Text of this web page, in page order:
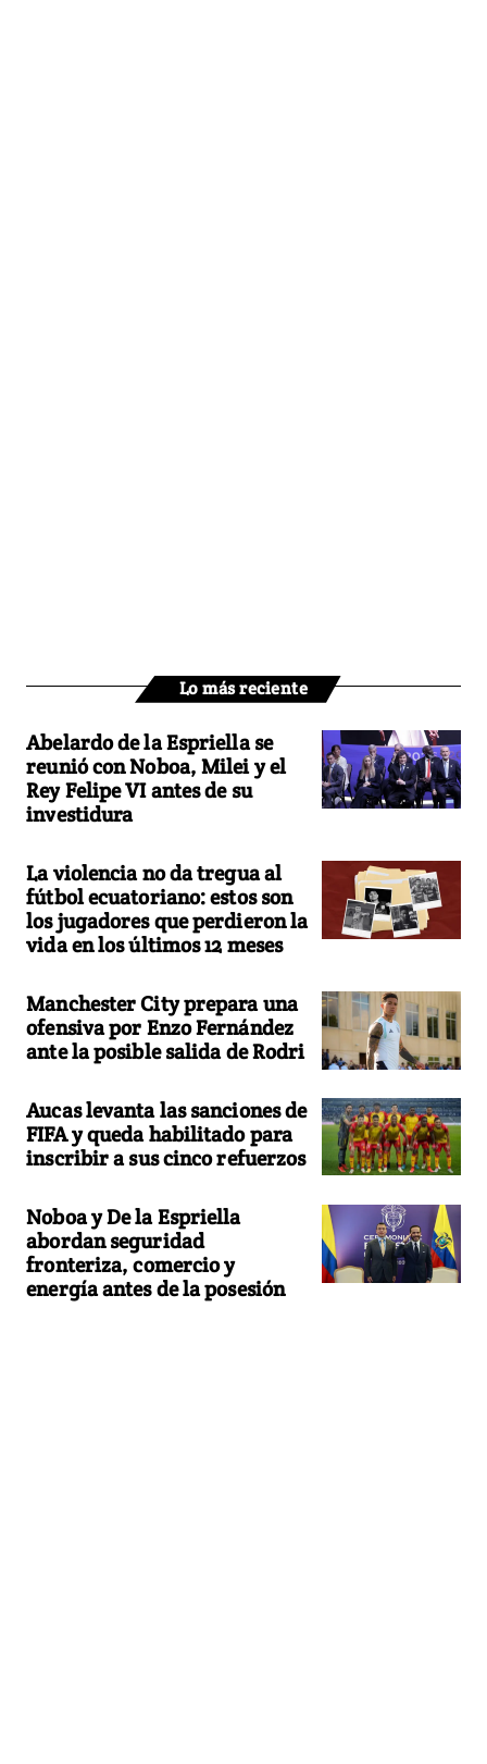
Lo más reciente
Abelardo de la Espriella se
reunió con Noboa, Milei y el
Rey Felipe VI antes de su
investidura
La violencia no da tregua al
fútbol ecuatoriano: estos son
los jugadores que perdieron la
vida en los últimos 12 meses
Manchester City prepara una
ofensiva por Enzo Fernández
ante la posible salida de Rodri
Aucas levanta las sanciones de
FIFA y queda habilitado para
inscribir a sus cinco refuerzos
Noboa y De la Espriella
abordan seguridad
fronteriza, comercio y
energía antes de la posesión